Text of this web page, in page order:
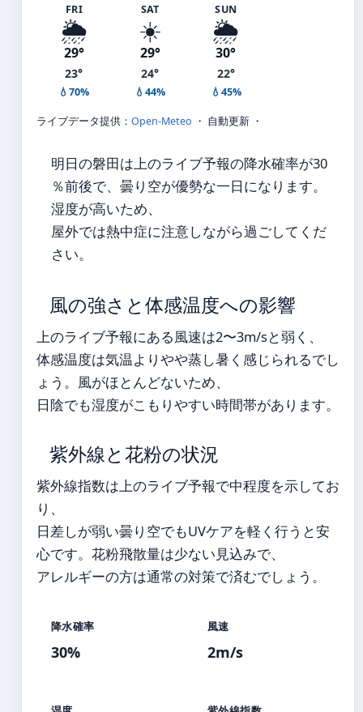
FRI
🌦️
29°
23°
💧70%
SAT
☀️
29°
24°
💧44%
SUN
🌦️
30°
22°
💧45%
ライブデータ提供： Open-Meteo ・ 自動更新 ・
明日の磐田は上のライブ予報の降水確率が30
％前後で、曇り空が優勢な一日になります。
湿度が高いため、
屋外では熱中症に注意しながら過ごしてくだ
さい。
風の強さと体感温度への影響
上のライブ予報にある風速は2〜3m/sと弱く、
体感温度は気温よりやや蒸し暑く感じられるでし
ょう。風がほとんどないため、
日陰でも湿度がこもりやすい時間帯があります。
紫外線と花粉の状況
紫外線指数は上のライブ予報で中程度を示してお
り、
日差しが弱い曇り空でもUVケアを軽く行うと安
心です。花粉飛散量は少ない見込みで、
アレルギーの方は通常の対策で済むでしょう。
降水確率
30%
風速
2m/s